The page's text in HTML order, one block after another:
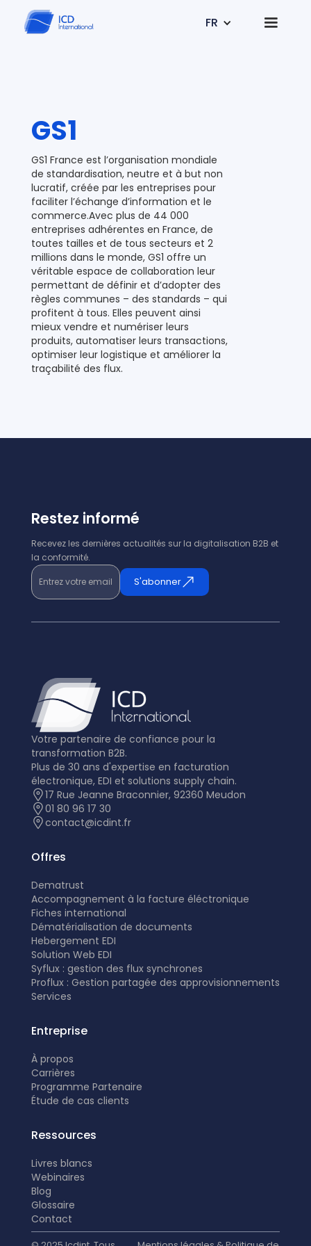
FR
GS1
GS1 France est l’organisation mondiale
de standardisation, neutre et à but non
lucratif, créée par les entreprises pour
faciliter l’échange d’information et le
commerce.Avec plus de 44 000
entreprises adhérentes en France, de
toutes tailles et de tous secteurs et 2
millions dans le monde, GS1 offre un
véritable espace de collaboration leur
permettant de définir et d’adopter des
règles communes – des standards – qui
profitent à tous. Elles peuvent ainsi
mieux vendre et numériser leurs
produits, automatiser leurs transactions,
optimiser leur logistique et améliorer la
traçabilité des flux.
Restez informé
Recevez les dernières actualités sur la digitalisation B2B et
la conformité.
Entrez votre email S'abonner
Votre partenaire de confiance pour la
transformation B2B.
Plus de 30 ans d'expertise en facturation
électronique, EDI et solutions supply chain.
17 Rue Jeanne Braconnier, 92360 Meudon
01 80 96 17 30
contact@icdint.fr
Offres
Dematrust
Accompagnement à la facture éléctronique
Fiches international
Dématérialisation de documents
Hebergement EDI
Solution Web EDI
Syflux : gestion des flux synchrones
Proflux : Gestion partagée des approvisionnements
Services
Entreprise
À propos
Carrières
Programme Partenaire
Étude de cas clients
Ressources
Livres blancs
Webinaires
Blog
Glossaire
Contact